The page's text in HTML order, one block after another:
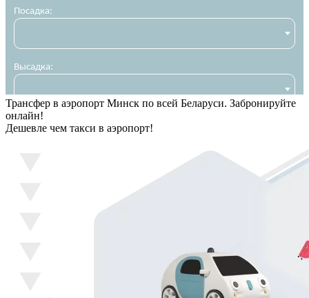
Трансфер в аэропорт Минск по всей Беларуси. Забронируйте
онлайн!
Дешевле чем такси в аэропорт!